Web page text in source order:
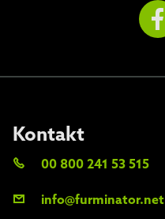
Kontakt
00 800 241 53 515
info@furminator.net